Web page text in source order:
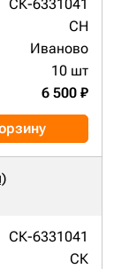
СК-6331041
CH
Иваново
10 шт
6 500 ₽
СК-6331041
СК